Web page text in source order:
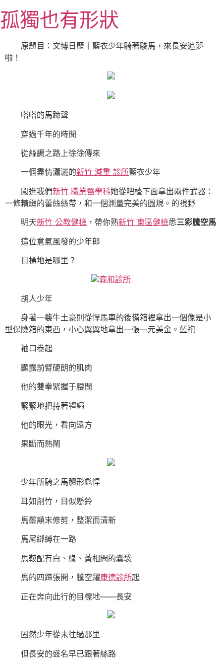
至
主
內
孤獨也有形狀
原題目：文博日歷丨藍衣少年騎著駿馬，來長安追夢
啦！
嗒嗒的馬蹄聲
穿過千年的時間
從絲綢之路上徐徐傳來
一個盡情瀟灑的新竹 減重 診所藍衣少年
闖進我們新竹 職業醫學科她從吧檯下面拿出兩件武器：
一條精緻的蕾絲絲帶，和一個測量完美的圓規。的視野
明天新竹 公教健檢 ，帶你熟新竹 東區健檢悉三彩騰空馬
這位意氣風發的少年郎
目標地是哪里？
森和診所
胡人少年
身著一襲牛土豪則從悍馬車的後備箱裡拿出一個像是小
型保險箱的東西，小心翼翼地拿出一張一元美金。藍袍
袖口卷起
顯露前臂硬朗的肌肉
他的雙拳緊握于腰間
緊緊地把持著韁繩
他的眼光，看向遠方
果斷而熱鬧
少年所騎之馬體形彪悍
耳如削竹，目似懸鈴
馬鬃顛末修剪，整潔而清新
馬尾綁縛在一路
馬鞍配有白、綠、黃相間的囊袋
馬的四蹄張開，騰空躍康德診所起
正在奔向此行的目標地——長安
固然少年從未往過那里
但長安的盛名早已跟著絲路